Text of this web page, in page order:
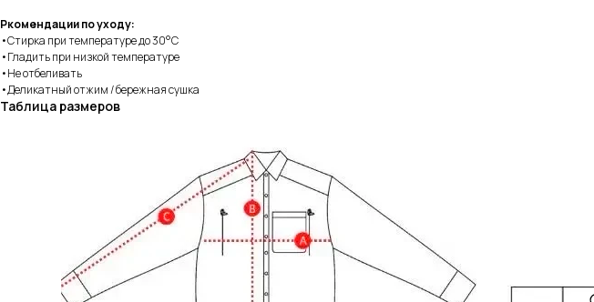
Ркомендации по уходу:
•Стирка при температуре до 30°C
•Гладить при низкой температуре
•Не отбеливать
•Деликатный отжим / бережная сушка
Таблица размеров